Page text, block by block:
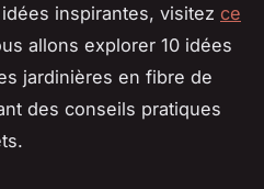
inspirantes, visitez ce
allons explorer 10 idées
jardinières en fibre de
des conseils pratiques